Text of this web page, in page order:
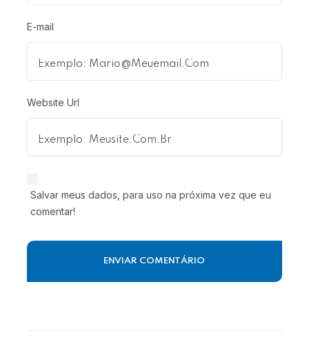
E-mail
Website Url
Salvar meus dados, para uso na próxima vez que eu
comentar!